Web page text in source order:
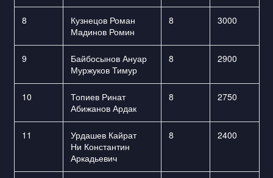
8
Кузнецов Роман
Мадинов Ромин
8 3000
9
Байбосынов Ануар
Муржуков Тимур
8 2900
10
Топиев Ринат
Абижанов Ардак
8 2750
11
Урдашев Кайрат
Ни Константин
Аркадьевич
8 2400